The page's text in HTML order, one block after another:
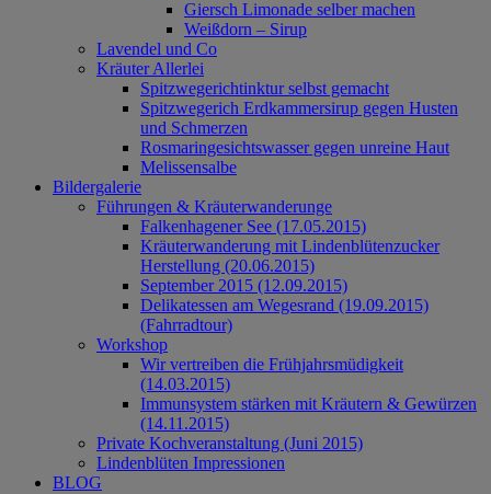
Giersch Limonade selber machen
Weißdorn – Sirup
Lavendel und Co
Kräuter Allerlei
Spitzwegerichtinktur selbst gemacht
Spitzwegerich Erdkammersirup gegen Husten
und Schmerzen
Rosmaringesichtswasser gegen unreine Haut
Melissensalbe
Bildergalerie
Führungen & Kräuterwanderunge
Falkenhagener See (17.05.2015)
Kräuterwanderung mit Lindenblütenzucker
Herstellung (20.06.2015)
September 2015 (12.09.2015)
Delikatessen am Wegesrand (19.09.2015)
(Fahrradtour)
Workshop
Wir vertreiben die Frühjahrsmüdigkeit
(14.03.2015)
Immunsystem stärken mit Kräutern & Gewürzen
(14.11.2015)
Private Kochveranstaltung (Juni 2015)
Lindenblüten Impressionen
BLOG